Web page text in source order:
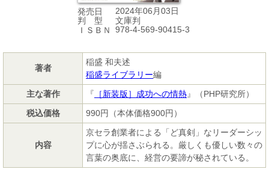
発売日
2024年06月03日
判 型
文庫判
ＩＳＢＮ
978-4-569-90415-3
著者
稲盛 和夫述
稲盛ライブラリー編
主な著作
『 ［新装版］成功への情熱』（PHP研究所）
税込価格
990円（本体価格900円）
内容
京セラ創業者による「ど真剣」なリーダーシッ
プに心が揺さぶられる。厳しくも優しい数々の
言葉の奥底に、経営の要諦が秘されている。